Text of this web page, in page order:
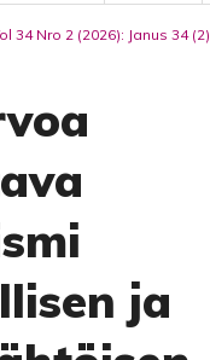
34 Nro 2 (2026): Janus 34 (2)
ja